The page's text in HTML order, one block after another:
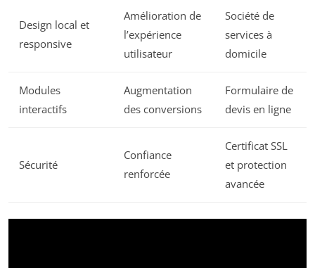
Design local et
responsive
Amélioration de
l’expérience
utilisateur
Société de
services à
domicile
Modules
interactifs
Augmentation
des conversions
Formulaire de
devis en ligne
Sécurité
Confiance
renforcée
Certificat SSL
et protection
avancée